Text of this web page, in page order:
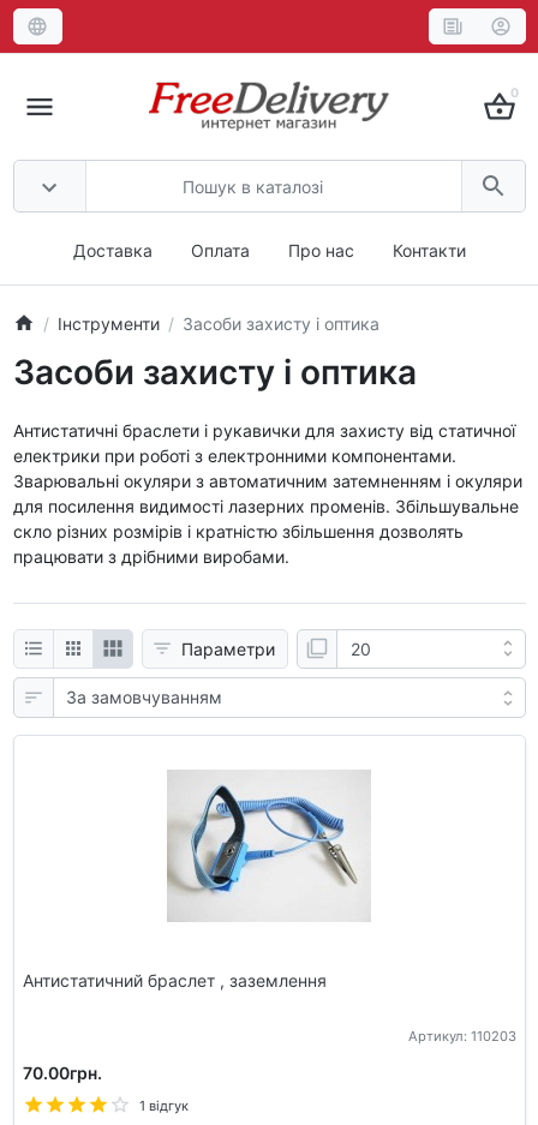
0
Доставка Оплата Про нас Контакти
Інструменти Засоби захисту і оптика
Засоби захисту і оптика
Антистатичні браслети і рукавички для захисту від статичної
електрики при роботі з електронними компонентами.
Зварювальні окуляри з автоматичним затемненням і окуляри
для посилення видимості лазерних променів. Збільшувальне
скло різних розмірів і кратністю збільшення дозволять
працювати з дрібними виробами.
Параметри
Антистатичний браслет , заземлення
Артикул: 110203
70.00грн.
1 відгук